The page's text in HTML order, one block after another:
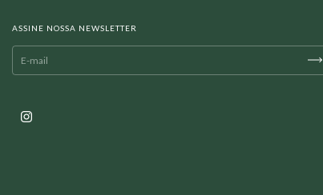
ASSINE NOSSA NEWSLETTER